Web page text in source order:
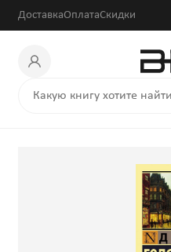
ДоставкаОплатаСкидки